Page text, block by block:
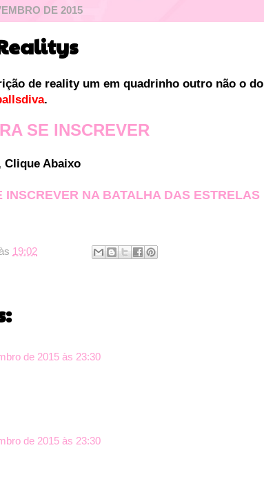
DE 2015
de reality um em quadrinho outro não o do
.
SE INSCREVER
Clique Abaixo
INSCREVER NA BATALHA DAS ESTRELAS
19:02
de 2015 às 23:30
de 2015 às 23:30